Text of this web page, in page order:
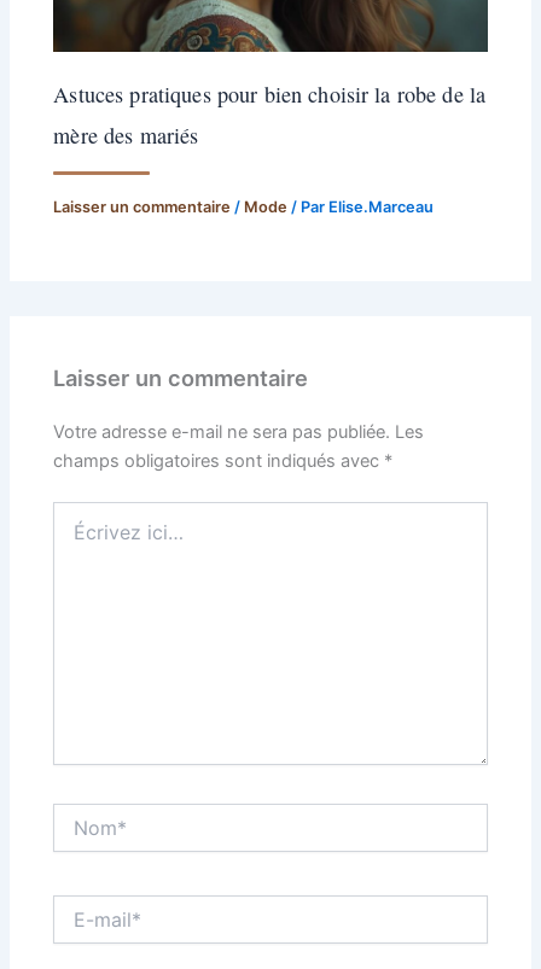
Astuces pratiques pour bien choisir la robe de la
mère des mariés
Laisser un commentaire / Mode / Par Elise.Marceau
Laisser un commentaire
Votre adresse e-mail ne sera pas publiée. Les
champs obligatoires sont indiqués avec *
ici…
mail*